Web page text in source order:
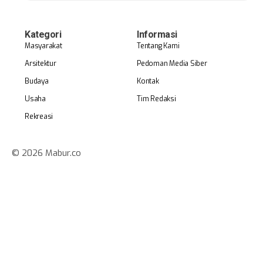
Kategori
Masyarakat
Arsitektur
Budaya
Usaha
Rekreasi
Informasi
Tentang Kami
Pedoman Media Siber
Kontak
Tim Redaksi
© 2026 Mabur.co